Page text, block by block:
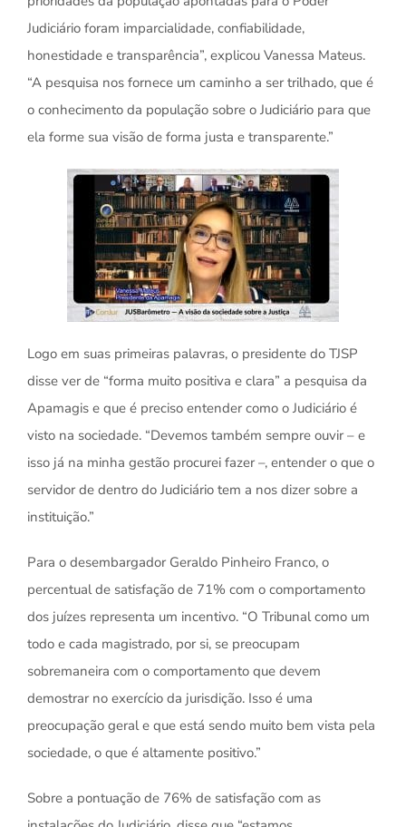
Judiciário foram imparcialidade, confiabilidade,
honestidade e transparência”, explicou Vanessa Mateus.
“A pesquisa nos fornece um caminho a ser trilhado, que é
o conhecimento da população sobre o Judiciário para que
ela forme sua visão de forma justa e transparente.”
Logo em suas primeiras palavras, o presidente do TJSP
disse ver de “forma muito positiva e clara” a pesquisa da
Apamagis e que é preciso entender como o Judiciário é
visto na sociedade. “Devemos também sempre ouvir – e
isso já na minha gestão procurei fazer –, entender o que o
servidor de dentro do Judiciário tem a nos dizer sobre a
instituição.”
Para o desembargador Geraldo Pinheiro Franco, o
percentual de satisfação de 71% com o comportamento
dos juízes representa um incentivo. “O Tribunal como um
todo e cada magistrado, por si, se preocupam
sobremaneira com o comportamento que devem
demostrar no exercício da jurisdição. Isso é uma
preocupação geral e que está sendo muito bem vista pela
sociedade, o que é altamente positivo.”
Sobre a pontuação de 76% de satisfação com as